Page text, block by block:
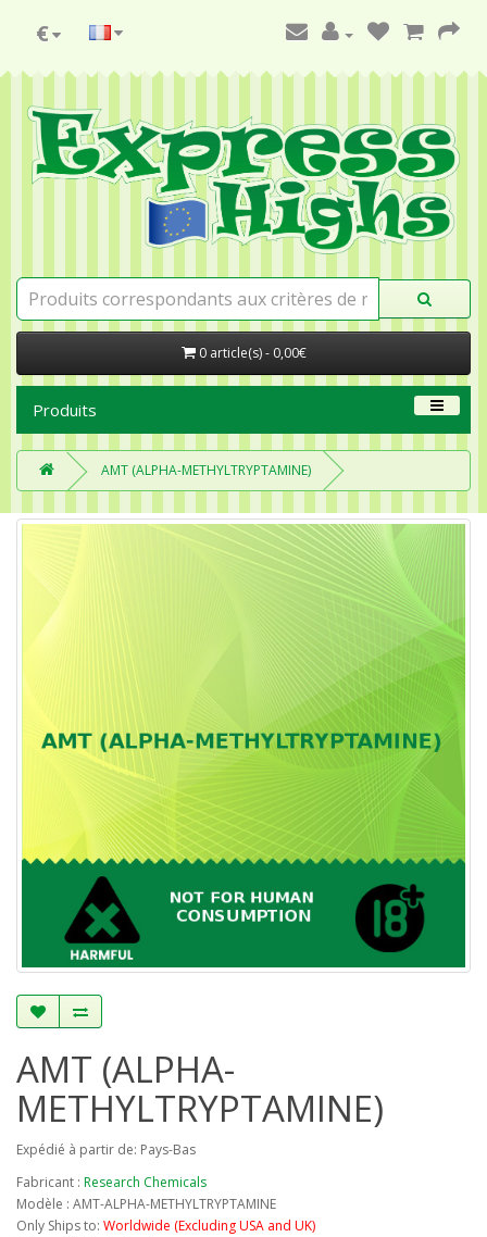
€
0 article(s) - 0,00€
Produits
AMT (ALPHA-METHYLTRYPTAMINE)
AMT (ALPHA-
METHYLTRYPTAMINE)
Expédié à partir de: Pays-Bas
Fabricant : Research Chemicals
Modèle : AMT-ALPHA-METHYLTRYPTAMINE
Only Ships to: Worldwide (Excluding USA and UK)